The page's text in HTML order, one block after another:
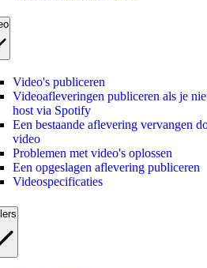
Video's publiceren
Videoafleveringen publiceren als je
host via Spotify
Een bestaande aflevering vervangen
video
Problemen met video's oplossen
Een opgeslagen aflevering publiceren
Videospecificaties